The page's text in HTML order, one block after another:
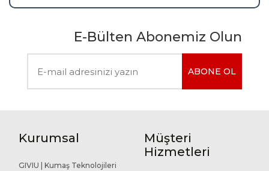
E-Bülten Abonemiz Olun
ABONE OL
Kurumsal
GIVIU | Kumaş Teknolojileri
Müşteri
Hizmetleri